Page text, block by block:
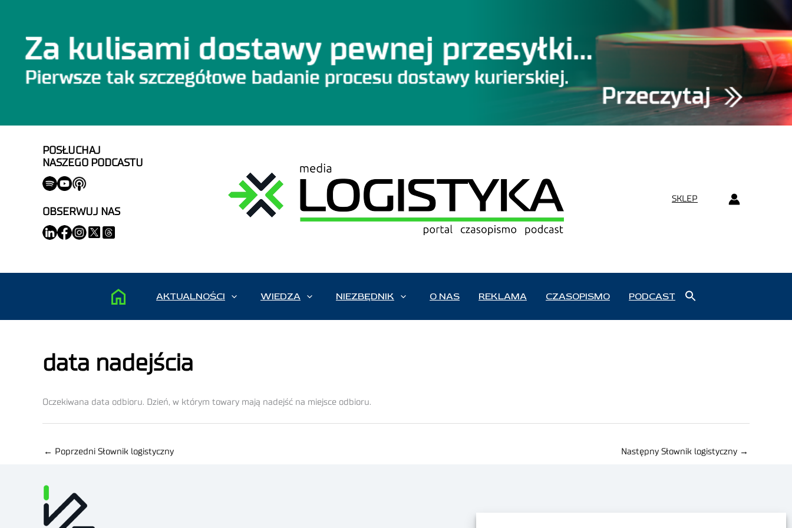
POSŁUCHAJ
NASZEGO PODCASTU
OBSERWUJ NAS
SKLEP
AKTUALNOŚCI WIEDZA NIEZBĘDNIK O NAS REKLAMA CZASOPISMO PODCAST
data nadejścia
Oczekiwana data odbioru. Dzień, w którym towary mają nadejść na miejsce odbioru.
← Poprzedni Słownik logistyczny Następny Słownik logistyczny →